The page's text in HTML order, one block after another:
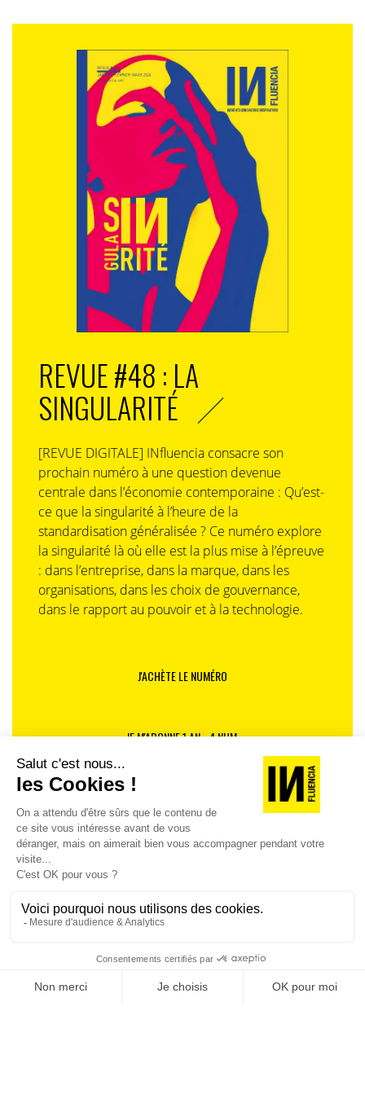
REVUE #48 : LA
SINGULARITÉ
[REVUE DIGITALE] INfluencia consacre son
prochain numéro à une question devenue
centrale dans l’économie contemporaine : Qu’est-
ce que la singularité à l’heure de la
standardisation généralisée ? Ce numéro explore
la singularité là où elle est la plus mise à l’épreuve
: dans l’entreprise, dans la marque, dans les
organisations, dans les choix de gouvernance,
dans le rapport au pouvoir et à la technologie.
J'ACHÈTE LE NUMÉRO
JE M'ABONNE 1 AN - 4 NUM.
JE DÉCOUVRE LES NUMÉROS PRÉCÉDENTS
Je suis déjà abonné(e) :je consulte la revue en